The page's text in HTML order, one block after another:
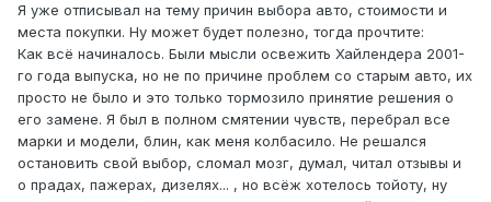
Я уже отписывал на тему причин выбора авто, стоимости и
места покупки. Ну может будет полезно, тогда прочтите:
Как всё начиналось. Были мысли освежить Хайлендера 2001-
го года выпуска, но не по причине проблем со старым авто, их
просто не было и это только тормозило принятие решения о
его замене. Я был в полном смятении чувств, перебрал все
марки и модели, блин, как меня колбасило. Не решался
остановить свой выбор, сломал мозг, думал, читал отзывы и
о прадах, пажерах, дизелях... , но всёж хотелось тойоту, ну